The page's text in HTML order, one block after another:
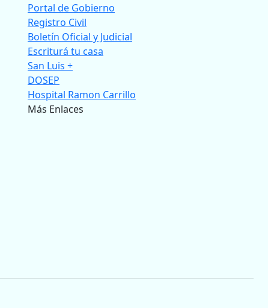
Portal de Gobierno
Registro Civil
Boletín Oficial y Judicial
Escriturá tu casa
San Luis +
DOSEP
Hospital Ramon Carrillo
Más Enlaces